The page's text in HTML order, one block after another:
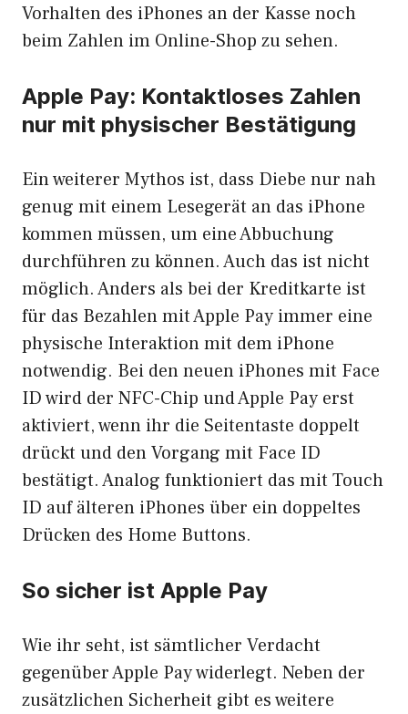
Vorhalten des iPhones an der Kasse noch
beim Zahlen im Online-Shop zu sehen.
Apple Pay: Kontaktloses Zahlen
nur mit physischer Bestätigung
Ein weiterer Mythos ist, dass Diebe nur nah
genug mit einem Lesegerät an das iPhone
kommen müssen, um eine Abbuchung
durchführen zu können. Auch das ist nicht
möglich. Anders als bei der Kreditkarte ist
für das Bezahlen mit Apple Pay immer eine
physische Interaktion mit dem iPhone
notwendig. Bei den neuen iPhones mit Face
ID wird der NFC-Chip und Apple Pay erst
aktiviert, wenn ihr die Seitentaste doppelt
drückt und den Vorgang mit Face ID
bestätigt. Analog funktioniert das mit Touch
ID auf älteren iPhones über ein doppeltes
Drücken des Home Buttons.
So sicher ist Apple Pay
Wie ihr seht, ist sämtlicher Verdacht
gegenüber Apple Pay widerlegt. Neben der
zusätzlichen Sicherheit gibt es weitere